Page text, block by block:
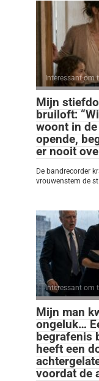
Interessant om
Mijn
bruiloft:
woont in de
opende,
er nooit
De bandrecorder
vrouwenstem de
Interessant om
Mijn man
ongeluk…
begrafenis
heeft een
voordat de